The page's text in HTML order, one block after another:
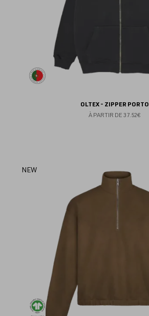
OLTEX - ZIPPER PORTO
À PARTIR DE 37.52€
NEW